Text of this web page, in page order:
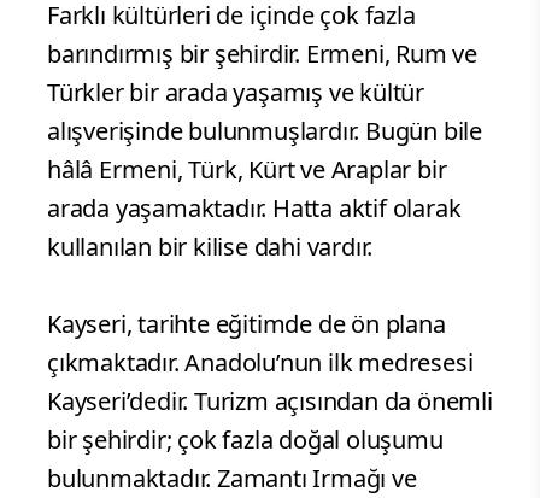
Farklı kültürleri de içinde çok fazla
barındırmış bir şehirdir. Ermeni, Rum ve
Türkler bir arada yaşamış ve kültür
alışverişinde bulunmuşlardır. Bugün bile
hâlâ Ermeni, Türk, Kürt ve Araplar bir
arada yaşamaktadır. Hatta aktif olarak
kullanılan bir kilise dahi vardır.
Kayseri, tarihte eğitimde de ön plana
çıkmaktadır. Anadolu’nun ilk medresesi
Kayseri’dedir. Turizm açısından da önemli
bir şehirdir; çok fazla doğal oluşumu
bulunmaktadır. Zamantı Irmağı ve